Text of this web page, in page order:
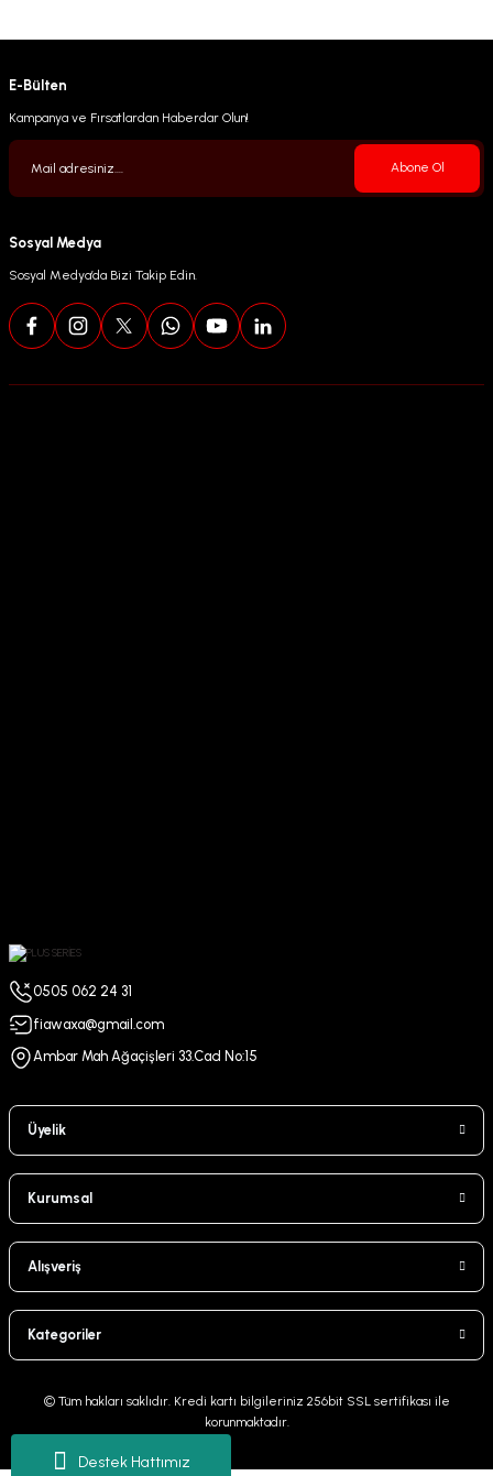
Destek Hattımız
E-Bülten
Kampanya ve Fırsatlardan Haberdar Olun!
Abone Ol
Sosyal Medya
Sosyal Medya’da Bizi Takip Edin.
0505 062 24 31
fiawaxa@gmail.com
Ambar Mah Ağaçişleri 33.Cad No:15
Üyelik
Kurumsal
Alışveriş
Kategoriler
© Tüm hakları saklıdır. Kredi kartı bilgileriniz 256bit SSL sertifikası ile
korunmaktadır.